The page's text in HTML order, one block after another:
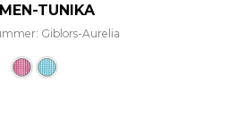
TUNIKA
Giblors-Aurelia